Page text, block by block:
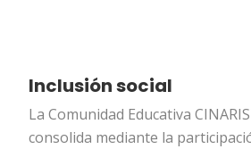
Inclusión social
La Comunidad Educativa
consolida mediante la